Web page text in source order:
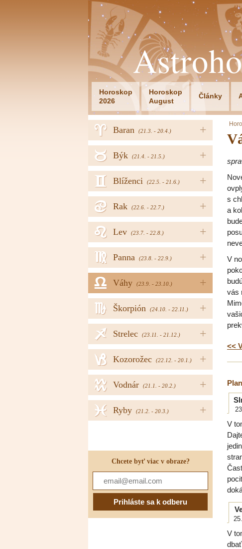
Horoskop
2026
Horoskop
August
Články
+
Baran (21.3. - 20.4.)
a
+
Býk (21.4. - 21.5.)
b
+
Blíženci (22.5. - 21.6.)
c
+
Rak (22.6. - 22.7.)
d
+
Lev (23.7. - 22.8.)
e
+
Panna (23.8. - 22.9.)
f
+
Váhy (23.9. - 23.10.)
g
+
Škorpión (24.10. - 22.11.)
h
+
Strelec (23.11. - 21.12.)
i
+
Kozorožec (22.12. - 20.1.)
j
+
Vodnár (21.1. - 20.2.)
k
+
Ryby (21.2. - 20.3.)
l
Chcete byť viac v obraze?
s
a
V
vás
<<
V
V